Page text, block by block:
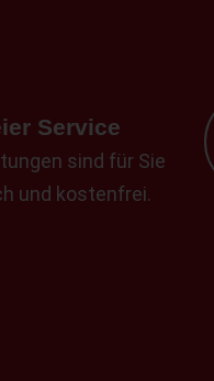
Service
sind für Sie
und kostenfrei.